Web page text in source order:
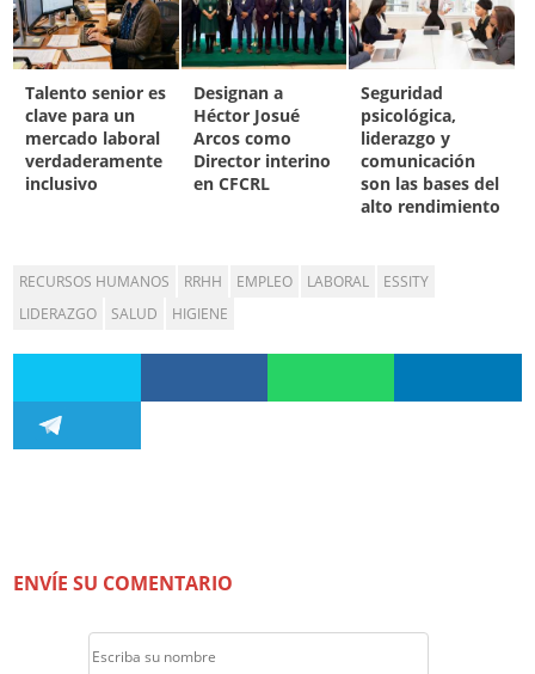
Talento senior es
clave para un
mercado laboral
verdaderamente
inclusivo
Designan a
Héctor Josué
Arcos como
Director interino
en CFCRL
Seguridad
psicológica,
liderazgo y
comunicación
son las bases del
alto rendimiento
RECURSOS HUMANOS RRHH EMPLEO LABORAL
ESSITY
LIDERAZGO
SALUD HIGIENE
ENVÍE SU COMENTARIO